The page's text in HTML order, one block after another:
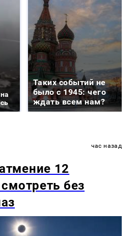
Таких событий не
было с 1945: чего
ждать всем нам?
час назад
12
без